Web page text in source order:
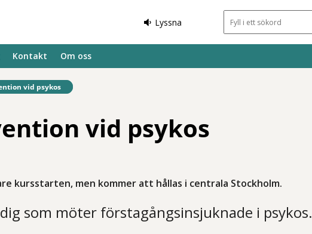
Lyssna Sökfält
Kontakt Om oss
vid psykos
vid psykos
kursstarten, men kommer att hållas i centrala Stockholm.
som möter förstagångsinsjuknade i psykos.